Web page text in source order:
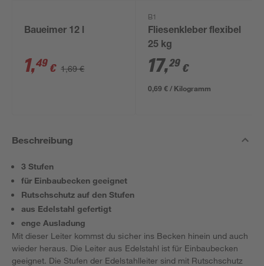
Baueimer 12 l
1,49 € 1,69 €
B1
Fliesenkleber flexibel
25 kg
17,29 €
0,69 € / Kilogramm
Beschreibung
3 Stufen
für Einbaubecken geeignet
Rutschschutz auf den Stufen
aus Edelstahl gefertigt
enge Ausladung
Mit dieser Leiter kommst du sicher ins Becken hinein und auch
wieder heraus. Die Leiter aus Edelstahl ist für Einbaubecken
geeignet. Die Stufen der Edelstahlleiter sind mit Rutschschutz